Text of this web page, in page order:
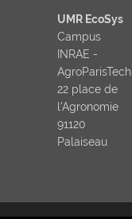
UMR EcoSys
Campus
INRAE -
AgroParisTech
22 place de
l’Agronomie
91120
Palaiseau